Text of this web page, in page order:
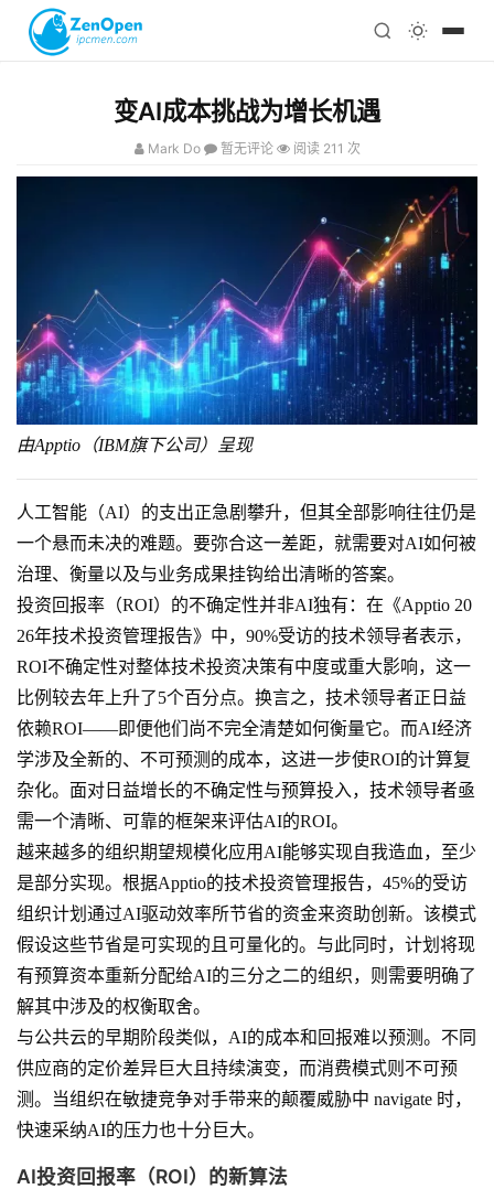
科技
注册
变AI成本挑战为增长机遇
Mark Do 暂无评论 阅读 211 次
由Apptio（IBM旗下公司）呈现
人工智能（AI）的支出正急剧攀升，但其全部影响往往仍是
一个悬而未决的难题。要弥合这一差距，就需要对AI如何被
治理、衡量以及与业务成果挂钩给出清晰的答案。
投资回报率（ROI）的不确定性并非AI独有：在《Apptio 20
26年技术投资管理报告》中，90%受访的技术领导者表示，
ROI不确定性对整体技术投资决策有中度或重大影响，这一
比例较去年上升了5个百分点。换言之，技术领导者正日益
依赖ROI——即便他们尚不完全清楚如何衡量它。而AI经济
学涉及全新的、不可预测的成本，这进一步使ROI的计算复
杂化。面对日益增长的不确定性与预算投入，技术领导者亟
需一个清晰、可靠的框架来评估AI的ROI。
越来越多的组织期望规模化应用AI能够实现自我造血，至少
是部分实现。根据Apptio的技术投资管理报告，45%的受访
组织计划通过AI驱动效率所节省的资金来资助创新。该模式
假设这些节省是可实现的且可量化的。与此同时，计划将现
有预算资本重新分配给AI的三分之二的组织，则需要明确了
解其中涉及的权衡取舍。
与公共云的早期阶段类似，AI的成本和回报难以预测。不同
供应商的定价差异巨大且持续演变，而消费模式则不可预
测。当组织在敏捷竞争对手带来的颠覆威胁中 navigate 时，
快速采纳AI的压力也十分巨大。
AI投资回报率（ROI）的新算法